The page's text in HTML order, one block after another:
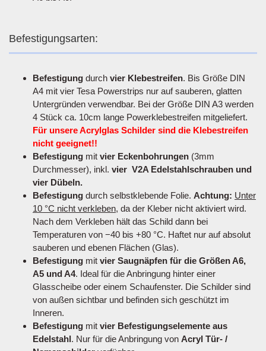
Befestigungsarten:
Befestigung durch vier Klebestreifen. Bis Größe DIN
A4 mit vier Tesa Powerstrips nur auf sauberen, glatten
Untergründen verwendbar. Bei der Größe DIN A3 werden
4 Stück ca. 10cm lange Powerklebestreifen mitgeliefert.
Für unsere Acrylglas Schilder sind die Klebestreifen
nicht geeignet!!
Befestigung mit vier Eckenbohrungen (3mm
Durchmesser), inkl. vier V2A Edelstahlschrauben und
vier Dübeln.
Befestigung durch selbstklebende Folie. Achtung: Unter
10 °C nicht verkleben, da der Kleber nicht aktiviert wird.
Nach dem Verkleben hält das Schild dann bei
Temperaturen von −40 bis +80 °C. Haftet nur auf absolut
sauberen und ebenen Flächen (Glas).
Befestigung mit vier Saugnäpfen für die Größen A6,
A5 und A4. Ideal für die Anbringung hinter einer
Glasscheibe oder einem Schaufenster. Die Schilder sind
von außen sichtbar und befinden sich geschützt im
Inneren.
Befestigung mit vier Befestigungselemente aus
Edelstahl. Nur für die Anbringung von Acryl Tür- /